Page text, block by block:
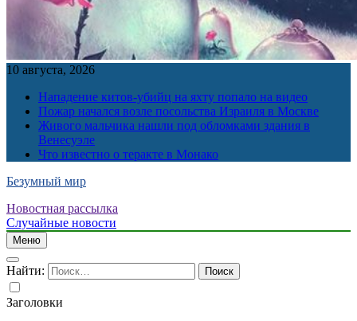
10 августа, 2026
Нападение китов-убийц на яхту попало на видео
Пожар начался возле посольства Израиля в Москве
Живого мальчика нашли под обломками здания в
Венесуэле
Что известно о теракте в Монако
Безумный мир
Новостная рассылка
Случайные новости
Меню
Найти:
Заголовки